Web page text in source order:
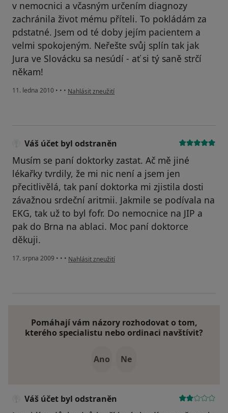
v nemocnici a včasným určením diagnozy
zachránila život mému příteli. To pokládám za
pdstatné. Jsem od té doby jejím pacientem a
velmi spokojeným. Neřešte svůj splín tak jak
Jura ve Slovácku sa nesúdí - ať si tý saně strčí
někam!
11. ledna 2010 • • • podle názoru uživatele Pacient
Nahlásit zneužití
Váš účet byl odstraněn
Musím se paní doktorky zastat. Ač mě jiné
lékařky tvrdily, že mi nic není a jsem jen
přecitlivělá, tak paní doktorka mi zjistila dosti
závažnou srdeční aritmii. Jakmile se podívala na
EKG, tak už to byl fofr. Do nemocnice na JIP a
pak do Brna na ablaci. Moc paní doktorce
děkuji.
17. srpna 2009 • • • podle názoru uživatele Váš účet byl odstraněn
Nahlásit zneužití
Pomáhají vám názory rozhodovat o tom,
kterého specialistu nebo ordinaci navštívit?
Ano Ne
Váš účet byl odstraněn